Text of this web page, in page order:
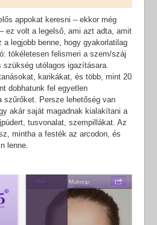
appokat keresni – ekkor még
ez volt a legelső, ami azt adta, amit
a legjobb benne, hogy gyakorlatilag
tökéletesen felismeri a szem/száj
utólagos igazításara.
karikákat, és több, mint 20
dobhatunk fel egyetlen
szűrőket. Persze lehetőség van
akár saját magadnak kialakítani a
tusvonalat, szempillákat. Az
mintha a festék az arcodon, és
lenne.